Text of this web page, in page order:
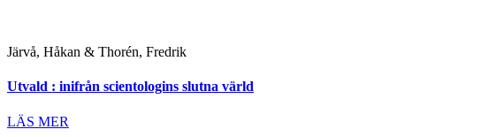
Järvå, Håkan & Thorén, Fredrik
Utvald : inifrån scientologins slutna värld
LÄS MER